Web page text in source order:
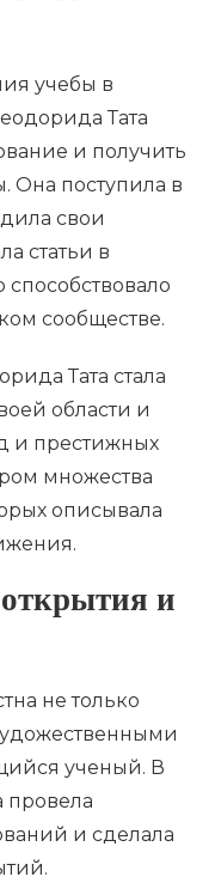
учебы в
Тата
и получить
Она поступила в
свои
статьи в
сообществе.
Тата стала
области и
и престижных
множества
описывала
и
не только
ученый. В
провела
и сделала